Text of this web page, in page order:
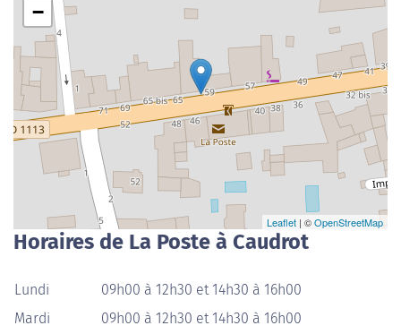
−
Leaflet | ©OpenStreetMap
Horaires de La Poste à Caudrot
Lundi
09h00 à 12h30 et 14h30 à 16h00
Mardi
09h00 à 12h30 et 14h30 à 16h00